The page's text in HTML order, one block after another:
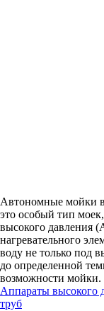
Автономные мойки
это особый тип
высокого давления
нагревательного
воду не только под
до определенной
возможности мойки.
Аппараты высокого
труб